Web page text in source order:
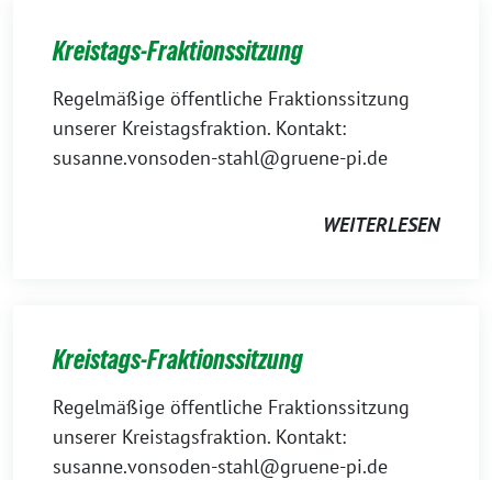
Kreistags-Fraktionssitzung
Regelmäßige öffentliche Fraktionssitzung
unserer Kreistagsfraktion. Kontakt:
susanne.vonsoden-stahl@gruene-pi.de
WEITERLESEN
Kreistags-Fraktionssitzung
Regelmäßige öffentliche Fraktionssitzung
unserer Kreistagsfraktion. Kontakt:
susanne.vonsoden-stahl@gruene-pi.de